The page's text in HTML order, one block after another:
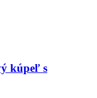
kúpeľ s